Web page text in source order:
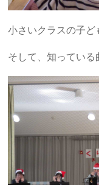
小さいクラスの子
そして、知ってい